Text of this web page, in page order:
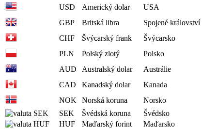
USD
Americký dolar
USA
GBP
Britská libra
Spojené království
CHF
Švýcarský frank
Švýcarsko
PLN
Polský zlotý
Polsko
AUD
Australský dolar
Austrálie
CAD
Kanadský dolar
Kanada
NOK
Norská koruna
Norsko
SEK
Švédská koruna
Švédsko
HUF
Maďarský forint Maďarsko